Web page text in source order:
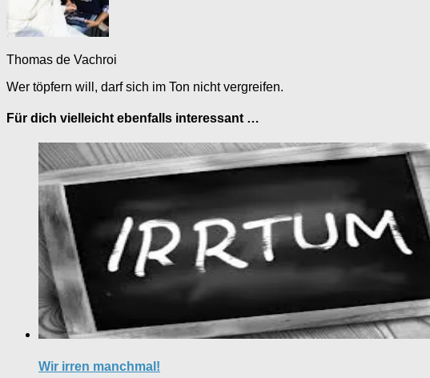
Thomas de Vachroi
Wer töpfern will, darf sich im Ton nicht vergreifen.
Für dich vielleicht ebenfalls interessant …
Wir irren manchmal!